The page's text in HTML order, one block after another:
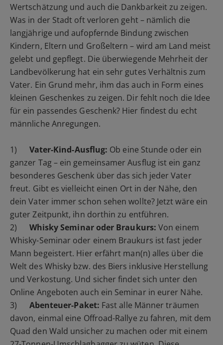
Wertschätzung und auch die Dankbarkeit zu zeigen.
Was in der Stadt oft verloren geht – nämlich die
langjährige und aufopfernde Bindung zwischen
Kindern, Eltern und Großeltern – wird am Land meist
gelebt und gepflegt. Die überwiegende Mehrheit der
Landbevölkerung hat ein sehr gutes Verhältnis zum
Vater. Ein Grund mehr, ihm das auch in Form eines
kleinen Geschenkes zu zeigen. Dir fehlt noch die Idee
für ein passendes Geschenk? Hier findest du echt
männliche Anregungen.
1) Vater-Kind-Ausflug: Ob eine Stunde oder ein
ganzer Tag – ein gemeinsamer Ausflug ist ein ganz
besonderes Geschenk über das sich jeder Vater
freut. Gibt es vielleicht einen Ort in der Nähe, den
dein Vater immer schon sehen wollte? Jetzt wäre ein
guter Zeitpunkt, ihn dorthin zu entführen.
2) Whisky Seminar oder Braukurs: Von einem
Whisky-Seminar oder einem Braukurs ist fast jeder
Mann begeistert. Hier erfährt man(n) alles über die
Welt des Whisky bzw. des Biers inklusive Herstellung
und Verkostung. Und sicher findet sich unter den
Online Angeboten auch ein Seminar in eurer Nähe.
3) Abenteuer-Paket: Fast alle Männer träumen
davon, einmal eine Offroad-Rallye zu fahren, mit dem
Quad den Wald unsicher zu machen oder mit einem